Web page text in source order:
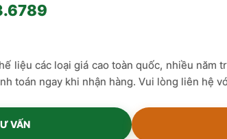
liệu các loại giá cao toàn quốc, nhiều năm
toán ngay khi nhận hàng. Vui lòng liên hệ
VẤN